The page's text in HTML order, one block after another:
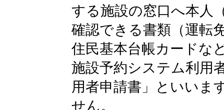
する施設の窓口へ本人
確認できる書類（運転
住民基本台帳カードな
施設予約システム利用
用者申請書」といいま
せん。